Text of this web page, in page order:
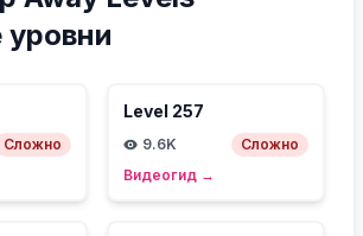
Сложно
Level 257
9.6K
Сложно
Видеогид →